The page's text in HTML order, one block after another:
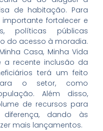
de habitação. Para
fortalecer e
políticas públicas
do acesso à moradia.
Casa, Minha Vida
recente inclusão da
terá um feito
o setor, como
Além disso,
de recursos para
dando às
mais lançamentos.